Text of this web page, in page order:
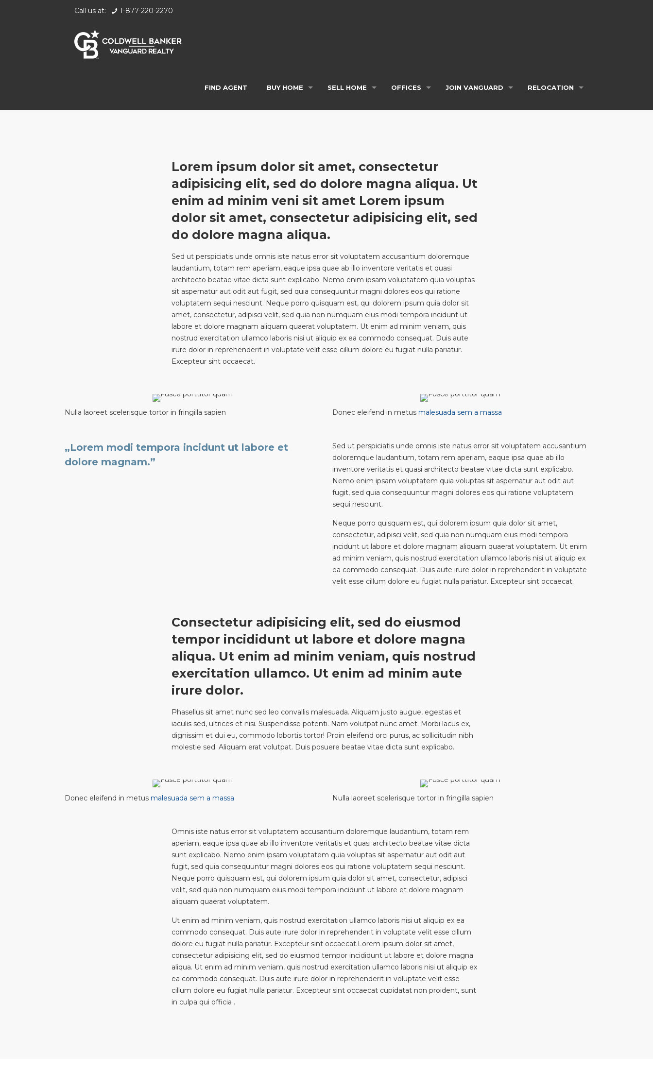
Call us at: 1-877-220-2270
FIND AGENT BUY HOME SELL HOME OFFICES JOIN VANGUARD RELOCATION
Lorem ipsum dolor sit amet, consectetur
adipisicing elit, sed do dolore magna aliqua. Ut
enim ad minim veni sit amet Lorem ipsum
dolor sit amet, consectetur adipisicing elit, sed
do dolore magna aliqua.
Sed ut perspiciatis unde omnis iste natus error sit voluptatem accusantium doloremque
laudantium, totam rem aperiam, eaque ipsa quae ab illo inventore veritatis et quasi
architecto beatae vitae dicta sunt explicabo. Nemo enim ipsam voluptatem quia voluptas
sit aspernatur aut odit aut fugit, sed quia consequuntur magni dolores eos qui ratione
voluptatem sequi nesciunt. Neque porro quisquam est, qui dolorem ipsum quia dolor sit
amet, consectetur, adipisci velit, sed quia non numquam eius modi tempora incidunt ut
labore et dolore magnam aliquam quaerat voluptatem. Ut enim ad minim veniam, quis
nostrud exercitation ullamco laboris nisi ut aliquip ex ea commodo consequat. Duis aute
irure dolor in reprehenderit in voluptate velit esse cillum dolore eu fugiat nulla pariatur.
Excepteur sint occaecat.
Nulla laoreet scelerisque tortor in fringilla sapien Donec eleifend in metus malesuada sem a massa
„Lorem modi tempora incidunt ut labore et
dolore magnam.”
Sed ut perspiciatis unde omnis iste natus error sit voluptatem accusantium
doloremque laudantium, totam rem aperiam, eaque ipsa quae ab illo
inventore veritatis et quasi architecto beatae vitae dicta sunt explicabo.
Nemo enim ipsam voluptatem quia voluptas sit aspernatur aut odit aut
fugit, sed quia consequuntur magni dolores eos qui ratione voluptatem
sequi nesciunt.
Neque porro quisquam est, qui dolorem ipsum quia dolor sit amet,
consectetur, adipisci velit, sed quia non numquam eius modi tempora
incidunt ut labore et dolore magnam aliquam quaerat voluptatem. Ut enim
ad minim veniam, quis nostrud exercitation ullamco laboris nisi ut aliquip ex
ea commodo consequat. Duis aute irure dolor in reprehenderit in voluptate
velit esse cillum dolore eu fugiat nulla pariatur. Excepteur sint occaecat.
Consectetur adipisicing elit, sed do eiusmod
tempor incididunt ut labore et dolore magna
aliqua. Ut enim ad minim veniam, quis nostrud
exercitation ullamco. Ut enim ad minim aute
irure dolor.
Phasellus sit amet nunc sed leo convallis malesuada. Aliquam justo augue, egestas et
iaculis sed, ultrices et nisi. Suspendisse potenti. Nam volutpat nunc amet. Morbi lacus ex,
dignissim et dui eu, commodo lobortis tortor! Proin eleifend orci purus, ac sollicitudin nibh
molestie sed. Aliquam erat volutpat. Duis posuere beatae vitae dicta sunt explicabo.
Donec eleifend in metus malesuada sem a massa Nulla laoreet scelerisque tortor in fringilla sapien
Omnis iste natus error sit voluptatem accusantium doloremque laudantium, totam rem
aperiam, eaque ipsa quae ab illo inventore veritatis et quasi architecto beatae vitae dicta
sunt explicabo. Nemo enim ipsam voluptatem quia voluptas sit aspernatur aut odit aut
fugit, sed quia consequuntur magni dolores eos qui ratione voluptatem sequi nesciunt.
Neque porro quisquam est, qui dolorem ipsum quia dolor sit amet, consectetur, adipisci
velit, sed quia non numquam eius modi tempora incidunt ut labore et dolore magnam
aliquam quaerat voluptatem.
Ut enim ad minim veniam, quis nostrud exercitation ullamco laboris nisi ut aliquip ex ea
commodo consequat. Duis aute irure dolor in reprehenderit in voluptate velit esse cillum
dolore eu fugiat nulla pariatur. Excepteur sint occaecat.Lorem ipsum dolor sit amet,
consectetur adipisicing elit, sed do eiusmod tempor incididunt ut labore et dolore magna
aliqua. Ut enim ad minim veniam, quis nostrud exercitation ullamco laboris nisi ut aliquip ex
ea commodo consequat. Duis aute irure dolor in reprehenderit in voluptate velit esse
cillum dolore eu fugiat nulla pariatur. Excepteur sint occaecat cupidatat non proident, sunt
in culpa qui officia .